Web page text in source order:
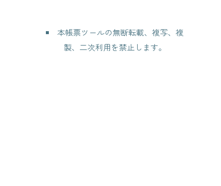
本帳票ツールの無断転載、複写、複
製、二次利用を禁止します。